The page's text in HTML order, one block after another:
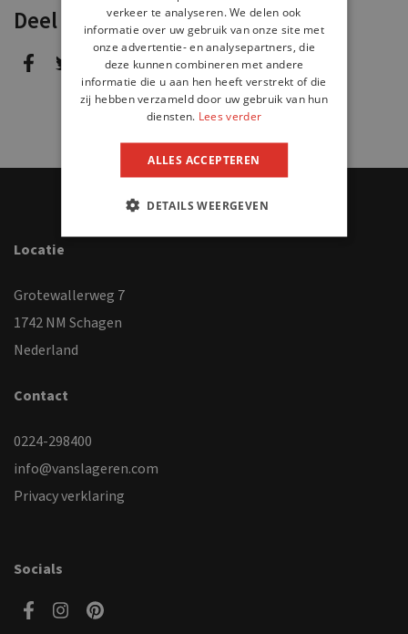
Deel dit bericht
Locatie
Grotewallerweg 7
1742 NM Schagen
Nederland
Contact
0224-298400
info@vanslageren.com
Privacy verklaring
Socials
verkeer te analyseren. We delen ook
informatie over uw gebruik van onze site met
onze advertentie- en analysepartners, die
deze kunnen combineren met andere
informatie die u aan hen heeft verstrekt of die
zij hebben verzameld door uw gebruik van hun
diensten. Lees verder
ALLES ACCEPTEREN
DETAILS WEERGEVEN